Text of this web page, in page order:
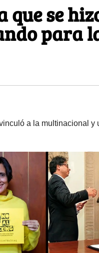
se
para
a la multinacional y